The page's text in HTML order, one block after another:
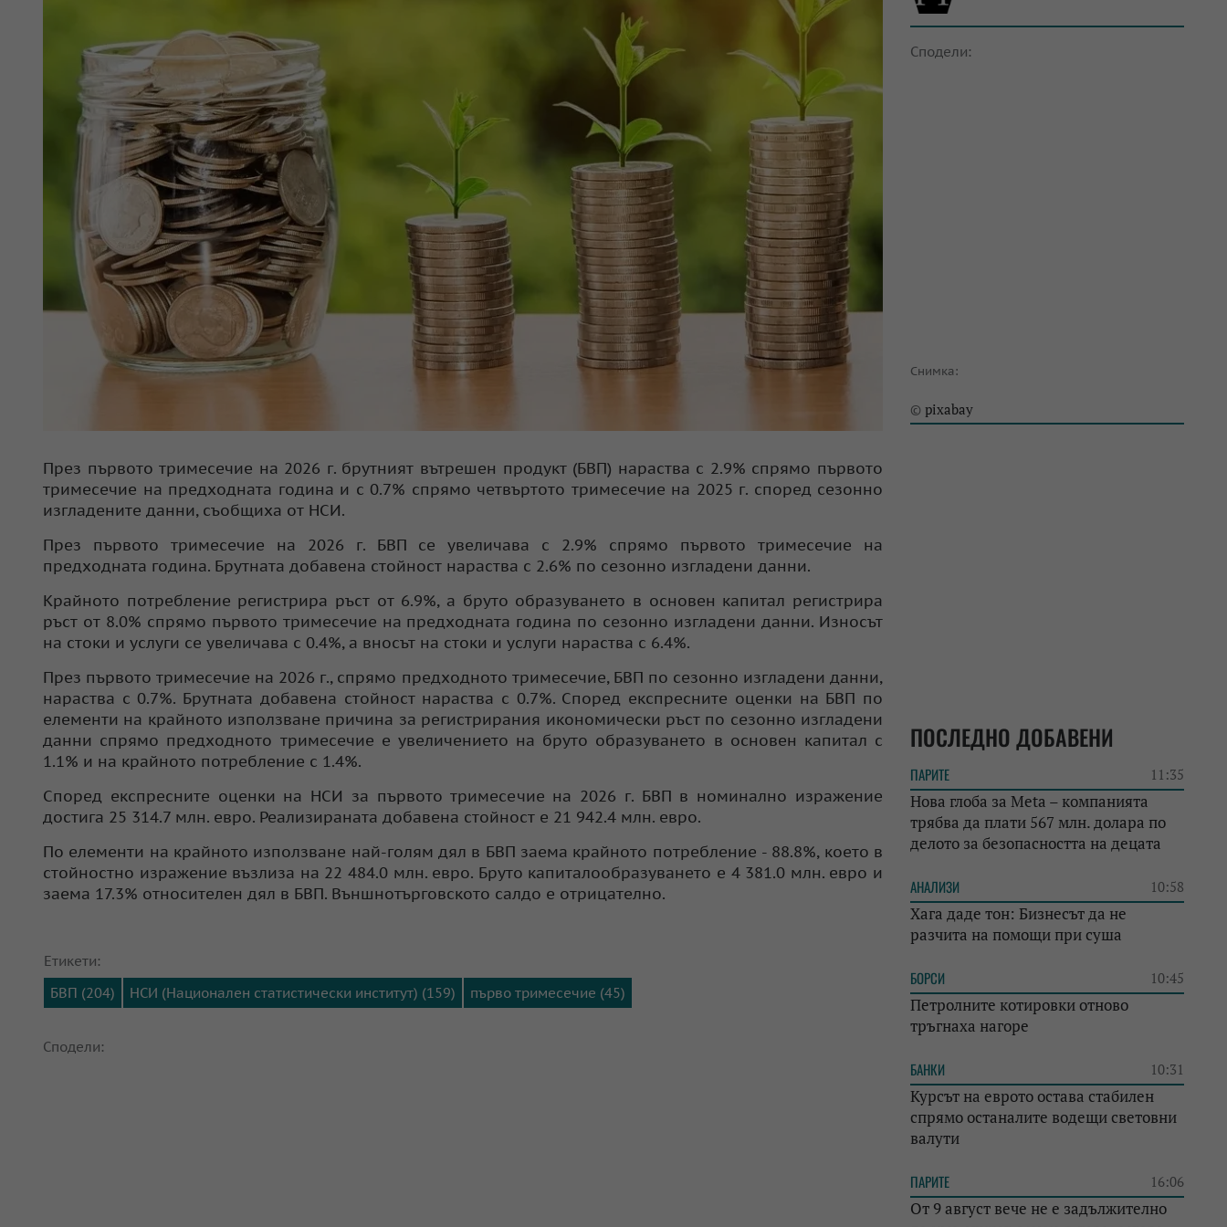
Сподели:
Снимка:
© pixabay
През първото тримесечие на 2026 г. брутният вътрешен продукт (БВП) нараства с 2.9% спрямо първото
тримесечие на предходната година и с 0.7% спрямо четвъртото тримесечие на 2025 г. според сезонно
изгладените данни, съобщиха от НСИ.
През първото тримесечие на 2026 г. БВП се увеличава с 2.9% спрямо първото тримесечие на
предходната година. Брутната добавена стойност нараства с 2.6% по сезонно изгладени данни.
Крайното потребление регистрира ръст от 6.9%, а бруто образуването в основен капитал регистрира
ръст от 8.0% спрямо първото тримесечие на предходната година по сезонно изгладени данни. Износът
на стоки и услуги се увеличава с 0.4%, a вносът на стоки и услуги нараства с 6.4%.
През първото тримесечие на 2026 г., спрямо предходното тримесечие, БВП по сезонно изгладени данни,
нараства с 0.7%. Брутната добавена стойност нараства с 0.7%. Според експресните оценки на БВП по
елементи на крайното използване причина за регистрирания икономически ръст по сезонно изгладени
данни спрямо предходното тримесечие е увеличението на бруто образуването в основен капитал с
1.1% и на крайното потребление с 1.4%.
Според експресните оценки на НСИ за първото тримесечие на 2026 г. БВП в номинално изражение
достига 25 314.7 млн. евро. Реализираната добавена стойност е 21 942.4 млн. евро.
По елементи на крайното използване най-голям дял в БВП заема крайното потребление - 88.8%, което в
стойностно изражение възлиза на 22 484.0 млн. евро. Бруто капиталообразуването е 4 381.0 млн. евро и
заема 17.3% относителен дял в БВП. Външнотърговското салдо е отрицателно.
Етикети:
БВП (204)
НСИ (Национален статистически институт) (159) първо тримесечие (45)
Сподели:
ПОСЛЕДНО ДОБАВЕНИ
ПАРИТЕ 11:35
Нова глоба за Meta – компанията
трябва да плати 567 млн. долара по
делото за безопасността на децата
АНАЛИЗИ 10:58
Хага даде тон: Бизнесът да не
разчита на помощи при суша
БОРСИ 10:45
Петролните котировки отново
тръгнаха нагоре
БАНКИ 10:31
Курсът на еврото остава стабилен
спрямо останалите водещи световни
валути
ПАРИТЕ 16:06
От 9 август вече не е задължително